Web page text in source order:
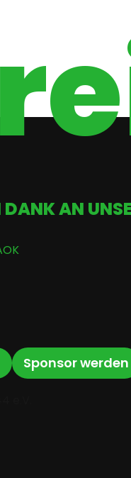
DANK AN
Sponsor werden